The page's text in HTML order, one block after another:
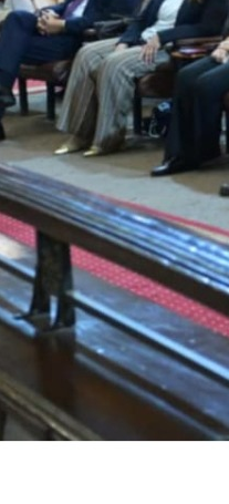
الحيوان